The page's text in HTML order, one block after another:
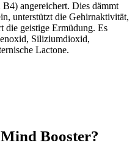
angereichert. Dies dämmt
unterstützt die Gehirnaktivität,
die geistige Ermüdung. Es
Siliziumdioxid,
Lactone.
Booster?